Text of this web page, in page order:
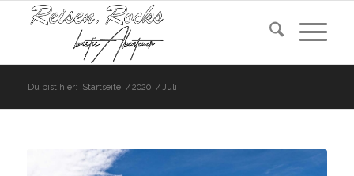
Du bist hier: Startseite / 2020 / Juli